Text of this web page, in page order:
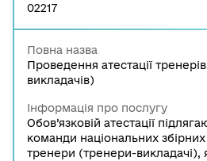
02217
Повна назва
Проведення атестації
викладачів)
Інформація про послугу
Обов’язковій атестації
команди національних
тренери (тренери-викладачі),